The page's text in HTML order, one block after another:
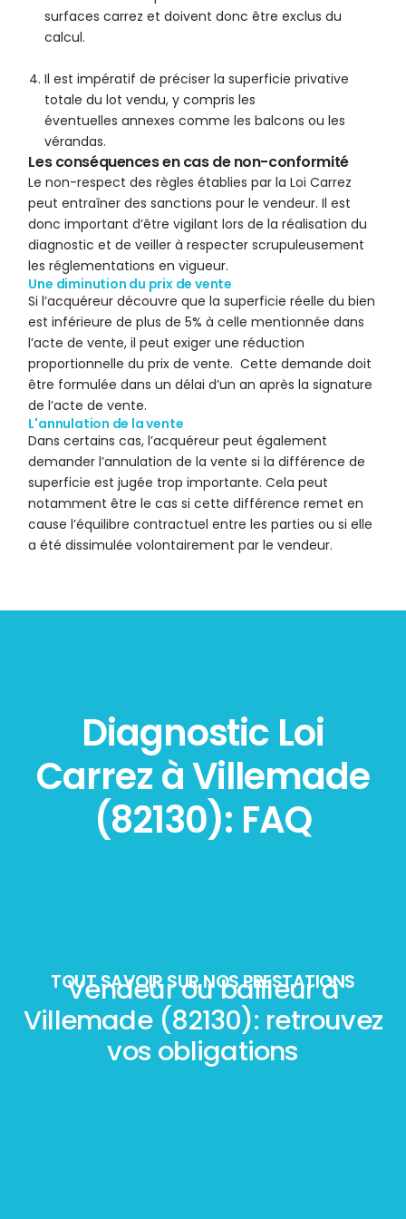
surfaces carrez et doivent donc être exclus du
calcul.
Il est impératif de préciser la superficie privative
totale du lot vendu, y compris les
éventuelles annexes comme les balcons ou les
vérandas.
Les conséquences en cas de non-conformité
Le non-respect des règles établies par la Loi Carrez
peut entraîner des sanctions pour le vendeur. Il est
donc important d’être vigilant lors de la réalisation du
diagnostic et de veiller à respecter scrupuleusement
les réglementations en vigueur.
Une diminution du prix de vente
Si l’acquéreur découvre que la superficie réelle du bien
est inférieure de plus de 5% à celle mentionnée dans
l’acte de vente, il peut exiger une réduction
proportionnelle du prix de vente. Cette demande doit
être formulée dans un délai d’un an après la signature
de l’acte de vente.
L'annulation de la vente
Dans certains cas, l’acquéreur peut également
demander l’annulation de la vente si la différence de
superficie est jugée trop importante. Cela peut
notamment être le cas si cette différence remet en
cause l’équilibre contractuel entre les parties ou si elle
a été dissimulée volontairement par le vendeur.
Diagnostic Loi
Carrez à Villemade
(82130): FAQ
TOUT SAVOIR SUR NOS PRESTATIONS
Vendeur ou bailleur à
Villemade (82130): retrouvez
vos obligations